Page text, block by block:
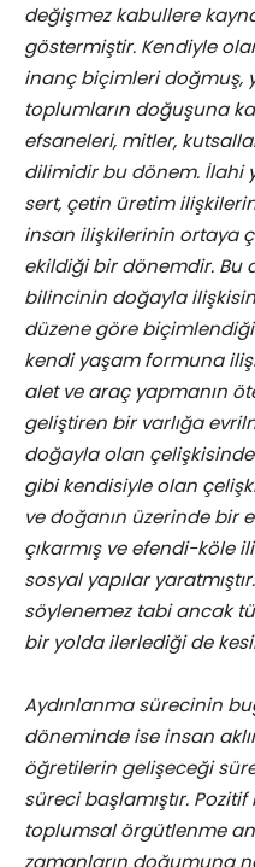
değişmez kabullere
göstermiştir. Kendiyle
inanç biçimleri doğmuş,
toplumların doğuşuna
efsaneleri, mitler,
dilimidir bu dönem. İlahi
sert, çetin üretim
insan ilişkilerinin ortaya
ekildiği bir dönemdir. Bu
bilincinin doğayla
düzene göre
kendi yaşam formuna
alet ve araç yapmanın
geliştiren bir varlığa
doğayla olan
gibi kendisiyle olan
ve doğanın üzerinde bir
çıkarmış ve efendi-köle
sosyal yapılar
söylenemez tabi ancak
bir yolda ilerlediği de
Aydınlanma sürecinin
döneminde ise insan
öğretilerin gelişeceği
süreci başlamıştır.
toplumsal örgütlenme
zamanların doğumuna